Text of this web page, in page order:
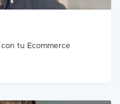
con tu Ecommerce